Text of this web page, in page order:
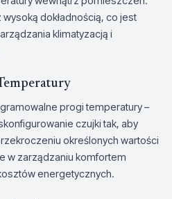
dokładnością, co jest
klimatyzacją i
progi temperatury –
czujki tak, aby
określonych wartości
w zarządzaniu komfortem
energetycznych.